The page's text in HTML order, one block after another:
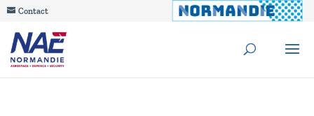
Contact